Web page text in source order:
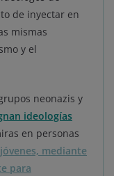
de inyectar en
mismas
y el
neonazis y
ideologías
en personas
mediante
para